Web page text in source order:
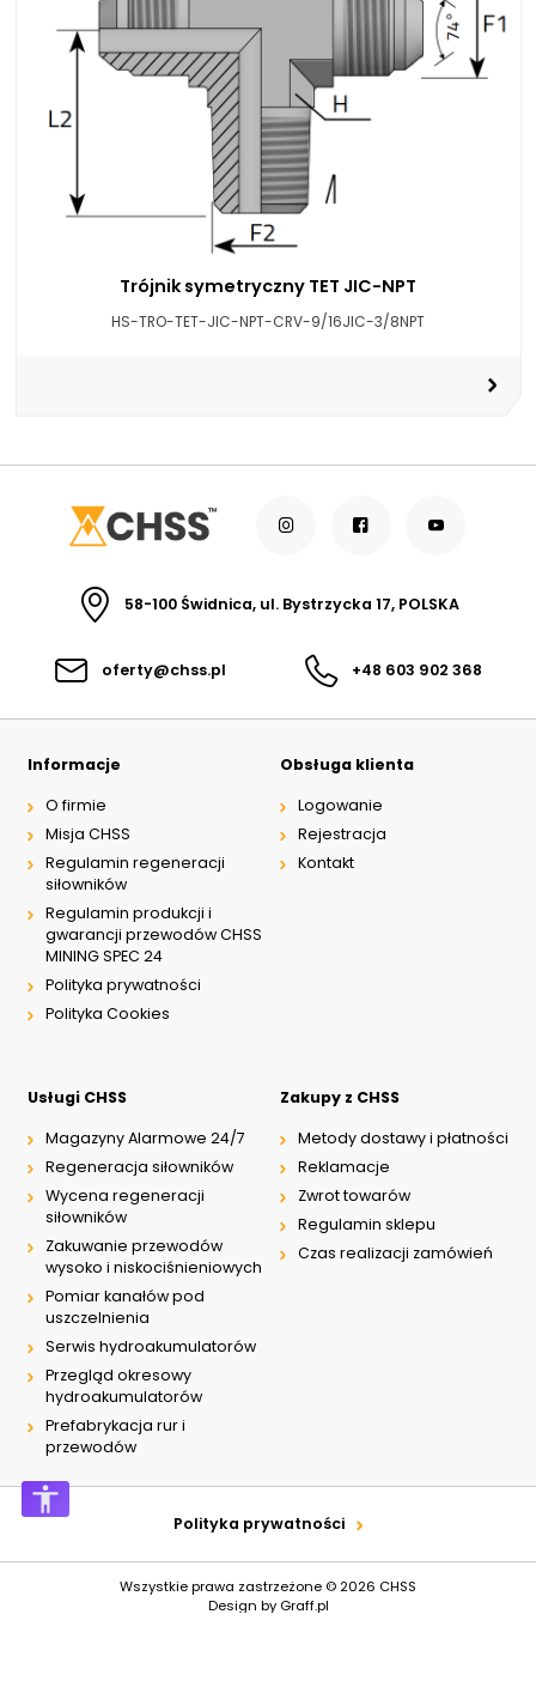
Trójnik symetryczny TET JIC-NPT
HS-TRO-TET-JIC-NPT-CRV-9/16JIC-3/8NPT
58-100 Świdnica, ul. Bystrzycka 17, POLSKA
oferty@chss.pl +48 603 902 368
Informacje
O firmie
Misja CHSS
Regulamin regeneracji
siłowników
Regulamin produkcji i
gwarancji przewodów CHSS
MINING SPEC 24
Polityka prywatności
Polityka Cookies
Obsługa klienta
Logowanie
Rejestracja
Kontakt
Usługi CHSS
Magazyny Alarmowe 24/7
Regeneracja siłowników
Wycena regeneracji
siłowników
Zakuwanie przewodów
wysoko i niskociśnieniowych
Pomiar kanałów pod
uszczelnienia
Serwis hydroakumulatorów
Przegląd okresowy
hydroakumulatorów
Prefabrykacja rur i
przewodów
Zakupy z CHSS
Metody dostawy i płatności
Reklamacje
Zwrot towarów
Regulamin sklepu
Czas realizacji zamówień
Polityka prywatności
Wszystkie prawa zastrzeżone © 2026 CHSS
Design by Graff.pl